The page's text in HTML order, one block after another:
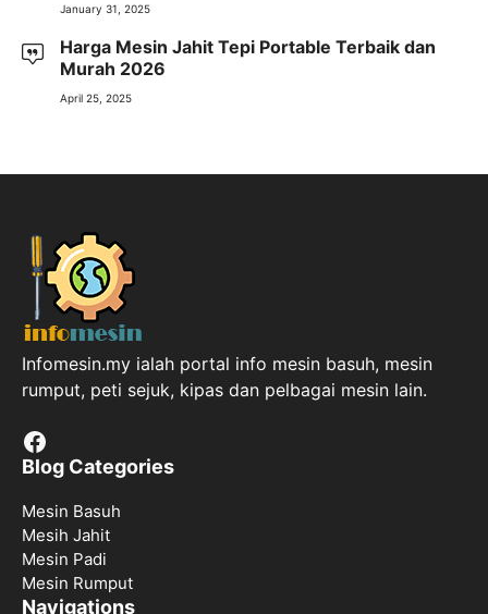
January 31, 2025
Harga Mesin Jahit Tepi Portable Terbaik dan
Murah 2026
April 25, 2025
Infomesin.my ialah portal info mesin basuh, mesin
rumput, peti sejuk, kipas dan pelbagai mesin lain.
Facebook
Blog Categories
Mesin Basuh
Mesih Jahit
Mesin Padi
Mesin Rumput
Navigations